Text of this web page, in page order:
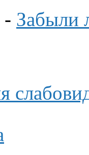
- Забыли